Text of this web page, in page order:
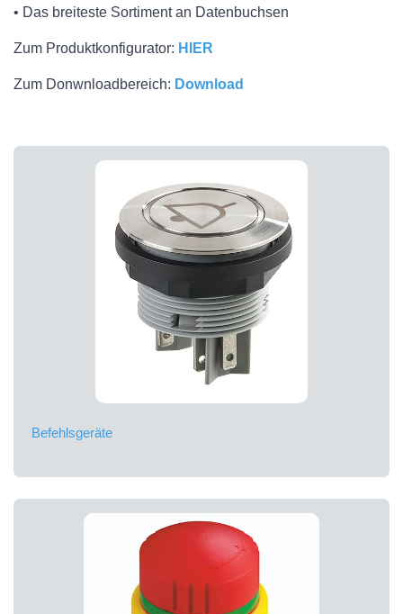
• Das breiteste Sortiment an Datenbuchsen
Zum Produktkonfigurator: HIER
Zum Donwnloadbereich: Download
Befehlsgeräte